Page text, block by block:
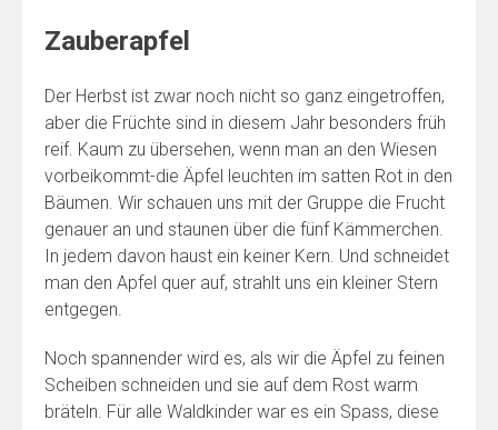
Zauberapfel
Der Herbst ist zwar noch nicht so ganz eingetroffen,
aber die Früchte sind in diesem Jahr besonders früh
reif. Kaum zu übersehen, wenn man an den Wiesen
vorbeikommt-die Äpfel leuchten im satten Rot in den
Bäumen. Wir schauen uns mit der Gruppe die Frucht
genauer an und staunen über die fünf Kämmerchen.
In jedem davon haust ein keiner Kern. Und schneidet
man den Apfel quer auf, strahlt uns ein kleiner Stern
entgegen.
Noch spannender wird es, als wir die Äpfel zu feinen
Scheiben schneiden und sie auf dem Rost warm
bräteln. Für alle Waldkinder war es ein Spass, diese